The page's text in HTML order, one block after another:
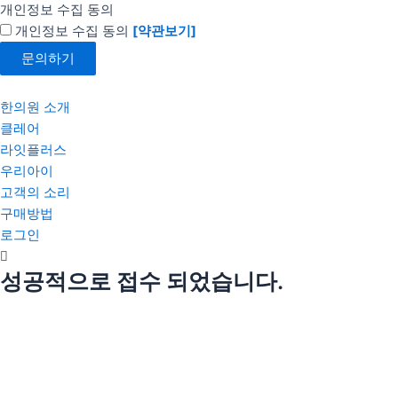
개인정보 수집 동의
개인정보 수집 동의 [약관보기]
문의하기
한의원 소개
클레어
라잇플러스
우리아이
고객의 소리
구매방법
로그인
성공적으로 접수 되었습니다.